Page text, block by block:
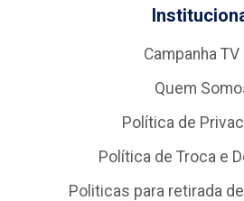
Campanha TV
Quem
Política de
Política de Troca e
Politicas para retirada